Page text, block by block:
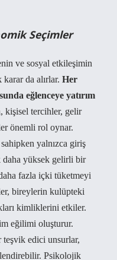
Seçimler
ve sosyal etkileşimin
da alırlar. Her
eğlenceye yatırım
kişisel tercihler, gelir
önemli rol oynar.
yalnızca giriş
daha yüksek gelirli bir
fazla içki tüketmeyi
bireylerin kulüpteki
kimliklerini etkiler.
eğilimi oluşturur.
teşvik edici unsurlar,
Psikolojik